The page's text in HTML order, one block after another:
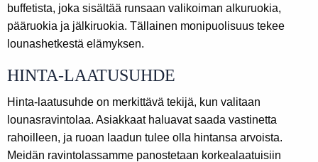
buffetista, joka sisältää runsaan valikoiman alkuruokia,
pääruokia ja jälkiruokia. Tällainen monipuolisuus tekee
lounashetkestä elämyksen.
HINTA-LAATUSUHDE
Hinta-laatusuhde on merkittävä tekijä, kun valitaan
lounasravintolaa. Asiakkaat haluavat saada vastinetta
rahoilleen, ja ruoan laadun tulee olla hintansa arvoista.
Meidän ravintolassamme panostetaan korkealaatuisiin